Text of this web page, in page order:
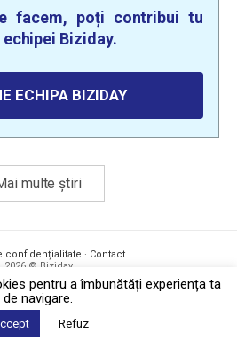
facem, poți contribui tu
Biziday.
ECHIPA BIZIDAY
multe știri
confidențialitate · Contact
2026 © Biziday
pentru a îmbunătăți experiența ta
de navigare.
Refuz